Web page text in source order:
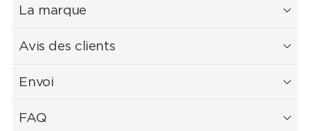
La marque
Avis des clients
Envoi
FAQ